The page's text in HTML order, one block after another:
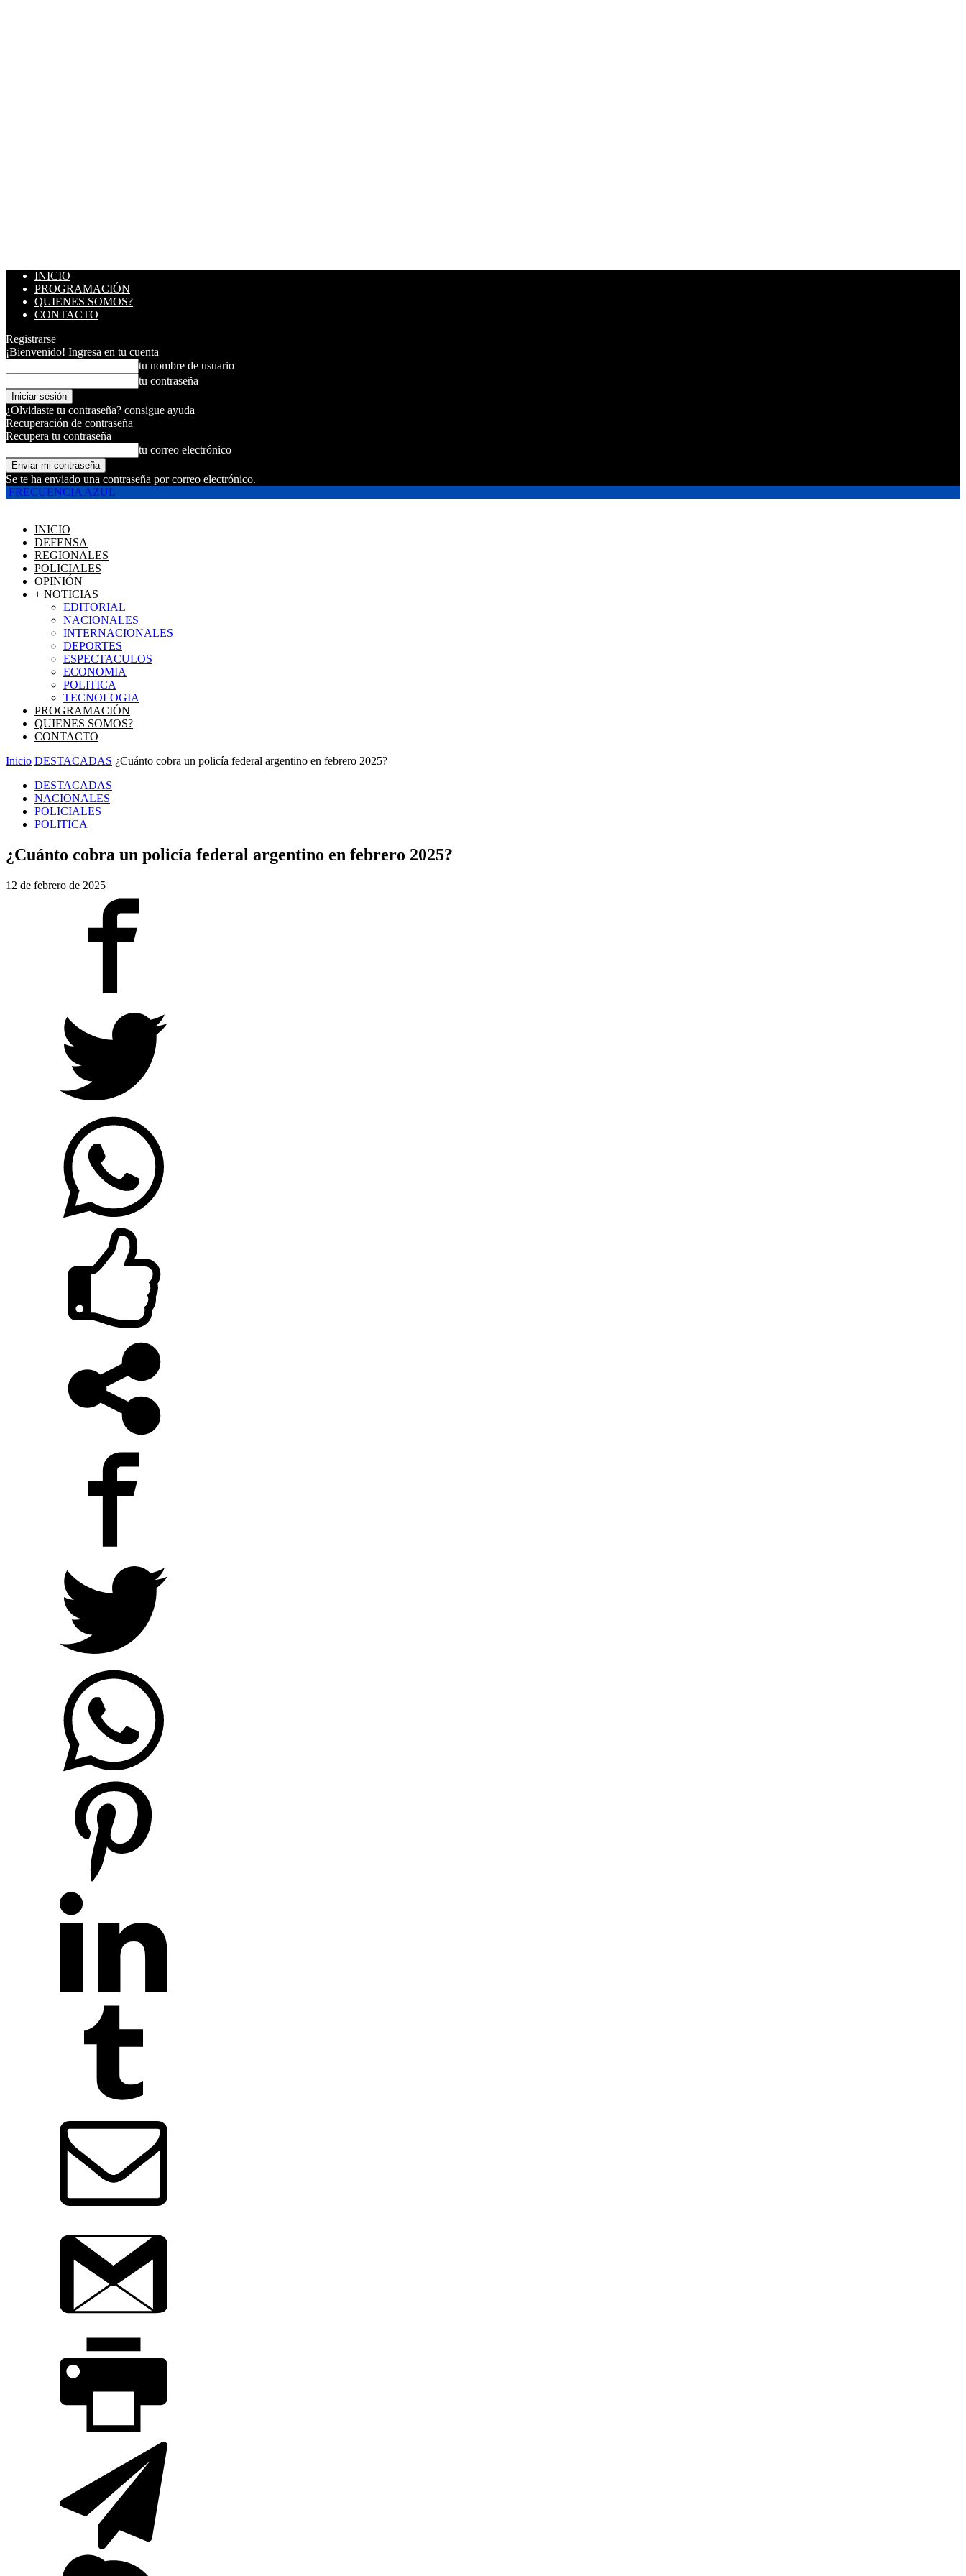
INICIO
PROGRAMACIÓN
QUIENES SOMOS?
CONTACTO
Registrarse
¡Bienvenido! Ingresa en tu cuenta
tu nombre de usuario
tu contraseña
¿Olvidaste tu contraseña? consigue ayuda
Recuperación de contraseña
Recupera tu contraseña
tu correo electrónico
Se te ha enviado una contraseña por correo electrónico.
FRECUENCIA AZUL
INICIO
DEFENSA
REGIONALES
POLICIALES
OPINIÓN
+ NOTICIAS
EDITORIAL
NACIONALES
INTERNACIONALES
DEPORTES
ESPECTACULOS
ECONOMIA
POLITICA
TECNOLOGIA
PROGRAMACIÓN
QUIENES SOMOS?
CONTACTO
Inicio DESTACADAS ¿Cuánto cobra un policía federal argentino en febrero 2025?
DESTACADAS
NACIONALES
POLICIALES
POLITICA
¿Cuánto cobra un policía federal argentino en febrero 2025?
12 de febrero de 2025